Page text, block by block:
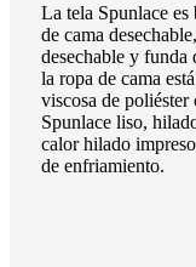
La tela Spunlace es
de cama
desechable y funda
la ropa de cama
viscosa de
Spunlace liso,
calor hilado
de enfriamiento.